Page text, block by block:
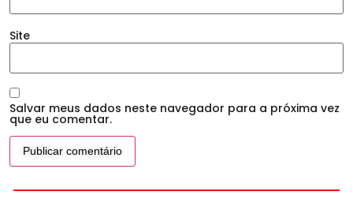
Site
Salvar meus dados neste navegador para a próxima vez
que eu comentar.